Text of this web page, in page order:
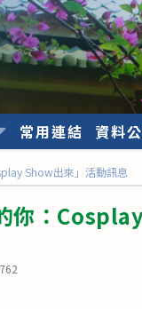
常用連結 資料
Show出來」活動訊息
你：